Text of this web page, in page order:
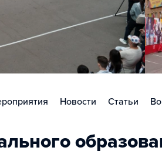
Новости Статьи